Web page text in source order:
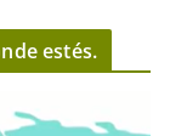
estés.